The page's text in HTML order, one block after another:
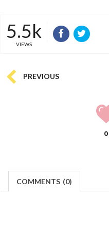
5.5k
VIEWS
PREVIOUS
0
COMMENTS (0)